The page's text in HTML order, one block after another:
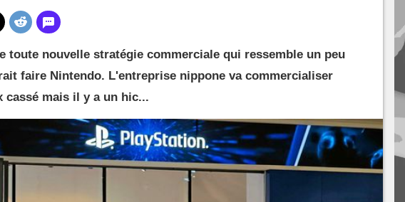
toute nouvelle stratégie commerciale qui ressemble un peu
faire Nintendo. L'entreprise nippone va commercialiser
cassé mais il y a un hic...